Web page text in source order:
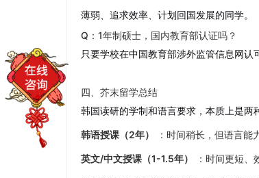
薄弱、追求效率、计划回国发展的同学。
Q：1年制硕士，国内教育部认证吗？
只要学校在中国教育部涉外监管信息网认
四、芥末留学总结
韩国读研的学制和语言要求，本质上是两
韩语授课（2年） ：时间稍长，但语言能
英文/中文授课（1-1.5年） ：时间更短